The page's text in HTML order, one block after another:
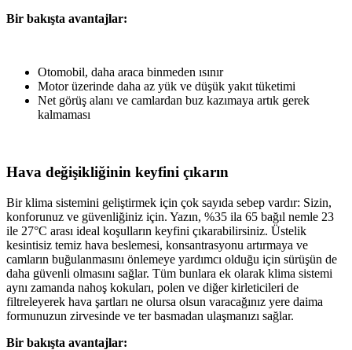
Bir bakışta avantajlar:
Otomobil, daha araca binmeden ısınır
Motor üzerinde daha az yük ve düşük yakıt tüketimi
Net görüş alanı ve camlardan buz kazımaya artık gerek
kalmaması
Hava değişikliğinin keyfini çıkarın
Bir klima sistemini geliştirmek için çok sayıda sebep vardır: Sizin,
konforunuz ve güvenliğiniz için. Yazın, %35 ila 65 bağıl nemle 23
ile 27°C arası ideal koşulların keyfini çıkarabilirsiniz. Üstelik
kesintisiz temiz hava beslemesi, konsantrasyonu artırmaya ve
camların buğulanmasını önlemeye yardımcı olduğu için sürüşün de
daha güvenli olmasını sağlar. Tüm bunlara ek olarak klima sistemi
aynı zamanda nahoş kokuları, polen ve diğer kirleticileri de
filtreleyerek hava şartları ne olursa olsun varacağınız yere daima
formunuzun zirvesinde ve ter basmadan ulaşmanızı sağlar.
Bir bakışta avantajlar: